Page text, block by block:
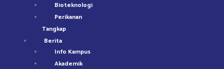
Bioteknologi
Perikanan
Tangkap
Berita
Info Kampus
Akademik